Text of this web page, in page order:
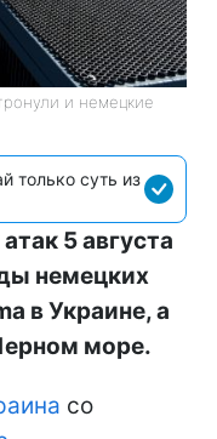
и немецкие
только суть из
5 августа
немецких
в Украине, а
море.
со